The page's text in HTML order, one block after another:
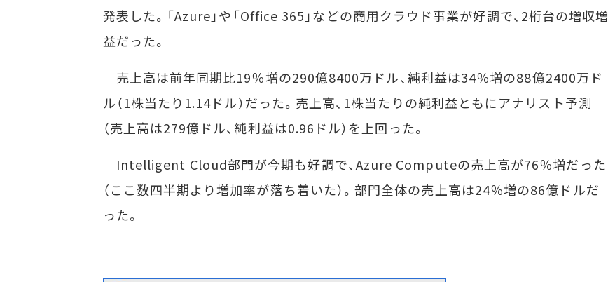
発表した。「Azure」や「Office 365」などの商用クラウド事業が好調で、2桁台の増収増
益だった。
売上高は前年同期比19％増の290億8400万ドル、純利益は34％増の88億2400万ド
ル（1株当たり1.14ドル）だった。売上高、1株当たりの純利益ともにアナリスト予測
（売上高は279億ドル、純利益は0.96ドル）を上回った。
Intelligent Cloud部門が今期も好調で、Azure Computeの売上高が76％増だった
（ここ数四半期より増加率が落ち着いた）。部門全体の売上高は24％増の86億ドルだ
った。